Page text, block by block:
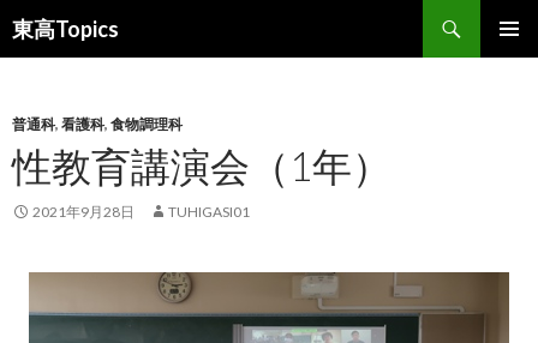
東高Topics
検
索
ン
ツ
へ
ス
普通科, 看護科, 食物調理科
性教育講演会（1年）
2021年9月28日 TUHIGASI01